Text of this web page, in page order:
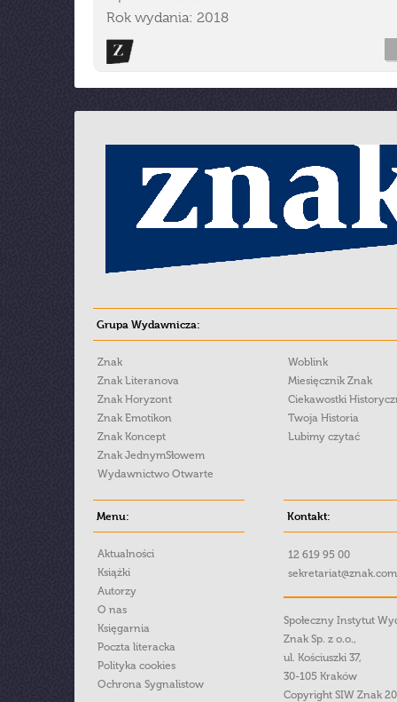
Rok wydania: 2018
Grupa Wydawnicza:
Znak
Znak Literanova
Znak Horyzont
Znak Emotikon
Znak Koncept
Znak JednymSłowem
Wydawnictwo Otwarte
Woblink
Miesięcznik Znak
Ciekawostki
Twoja Historia
Lubimy czytać
Menu:
Aktualności
Książki
Autorzy
O nas
Księgarnia
Poczta literacka
Polityka cookies
Ochrona Sygnalistow
Kontakt:
12 619 95 00
Społeczny Instytut
Znak Sp. z o.o.,
ul. Kościuszki 37,
30-105 Kraków
Copyright SIW Znak